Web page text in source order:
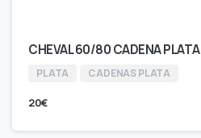
CHEVAL 60/80 CADENA PLATA
PLATA CADENAS PLATA
20€